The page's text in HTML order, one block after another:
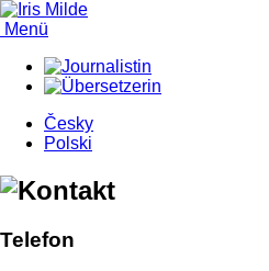
Menü
Česky
Polski
Telefon